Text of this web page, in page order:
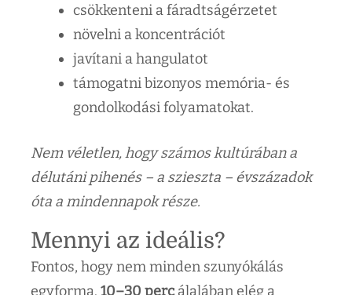
csökkenteni a fáradtságérzetet
növelni a koncentrációt
javítani a hangulatot
támogatni bizonyos memória- és
gondolkodási folyamatokat.
Nem véletlen, hogy számos kultúrában a
délutáni pihenés – a szieszta – évszázadok
óta a mindennapok része.
Mennyi az ideális?
Fontos, hogy nem minden szunyókálás
egyforma. 10–30 percálalában elég a